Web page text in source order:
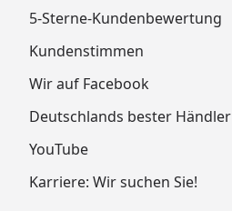
5-Sterne-Kundenbewertung
Kundenstimmen
Wir auf Facebook
Deutschlands bester Händler
YouTube
Karriere: Wir suchen Sie!